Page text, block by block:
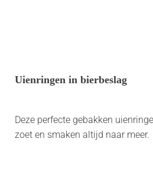
Uienringen in bierbeslag
Deze perfecte gebakken
zoet en smaken altijd naar meer.